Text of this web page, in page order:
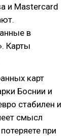
и Mastercard
в
Карты
карт
Боснии и
стабилен и
смысл
при